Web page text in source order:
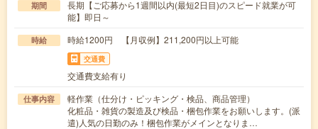
期間
長期【ご応募から1週間以内(最短2日目)のスピード就業が可
能】即日～
時給 時給1200円 【月収例】211,200円以上可能
交通費
交通費支給有り
仕事内容
軽作業（仕分け・ピッキング・検品、商品管理）
化粧品・雑貨の製造及び検品・梱包作業をお願いします。(派
遣)人気の日勤のみ！梱包作業がメインとなりま…